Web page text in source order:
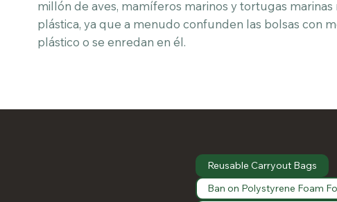
millón de aves, mamíferos marinos y tortugas
plástica, ya que a menudo confunden las bolsas con
plástico o se enredan en él.
Reusable Carryout Bags
Ban on Polystyrene Foam